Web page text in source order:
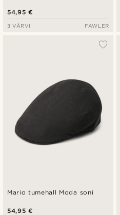
54,95 €
3 VÄRVI FAWLER
Mario tumehall Moda soni
54,95 €